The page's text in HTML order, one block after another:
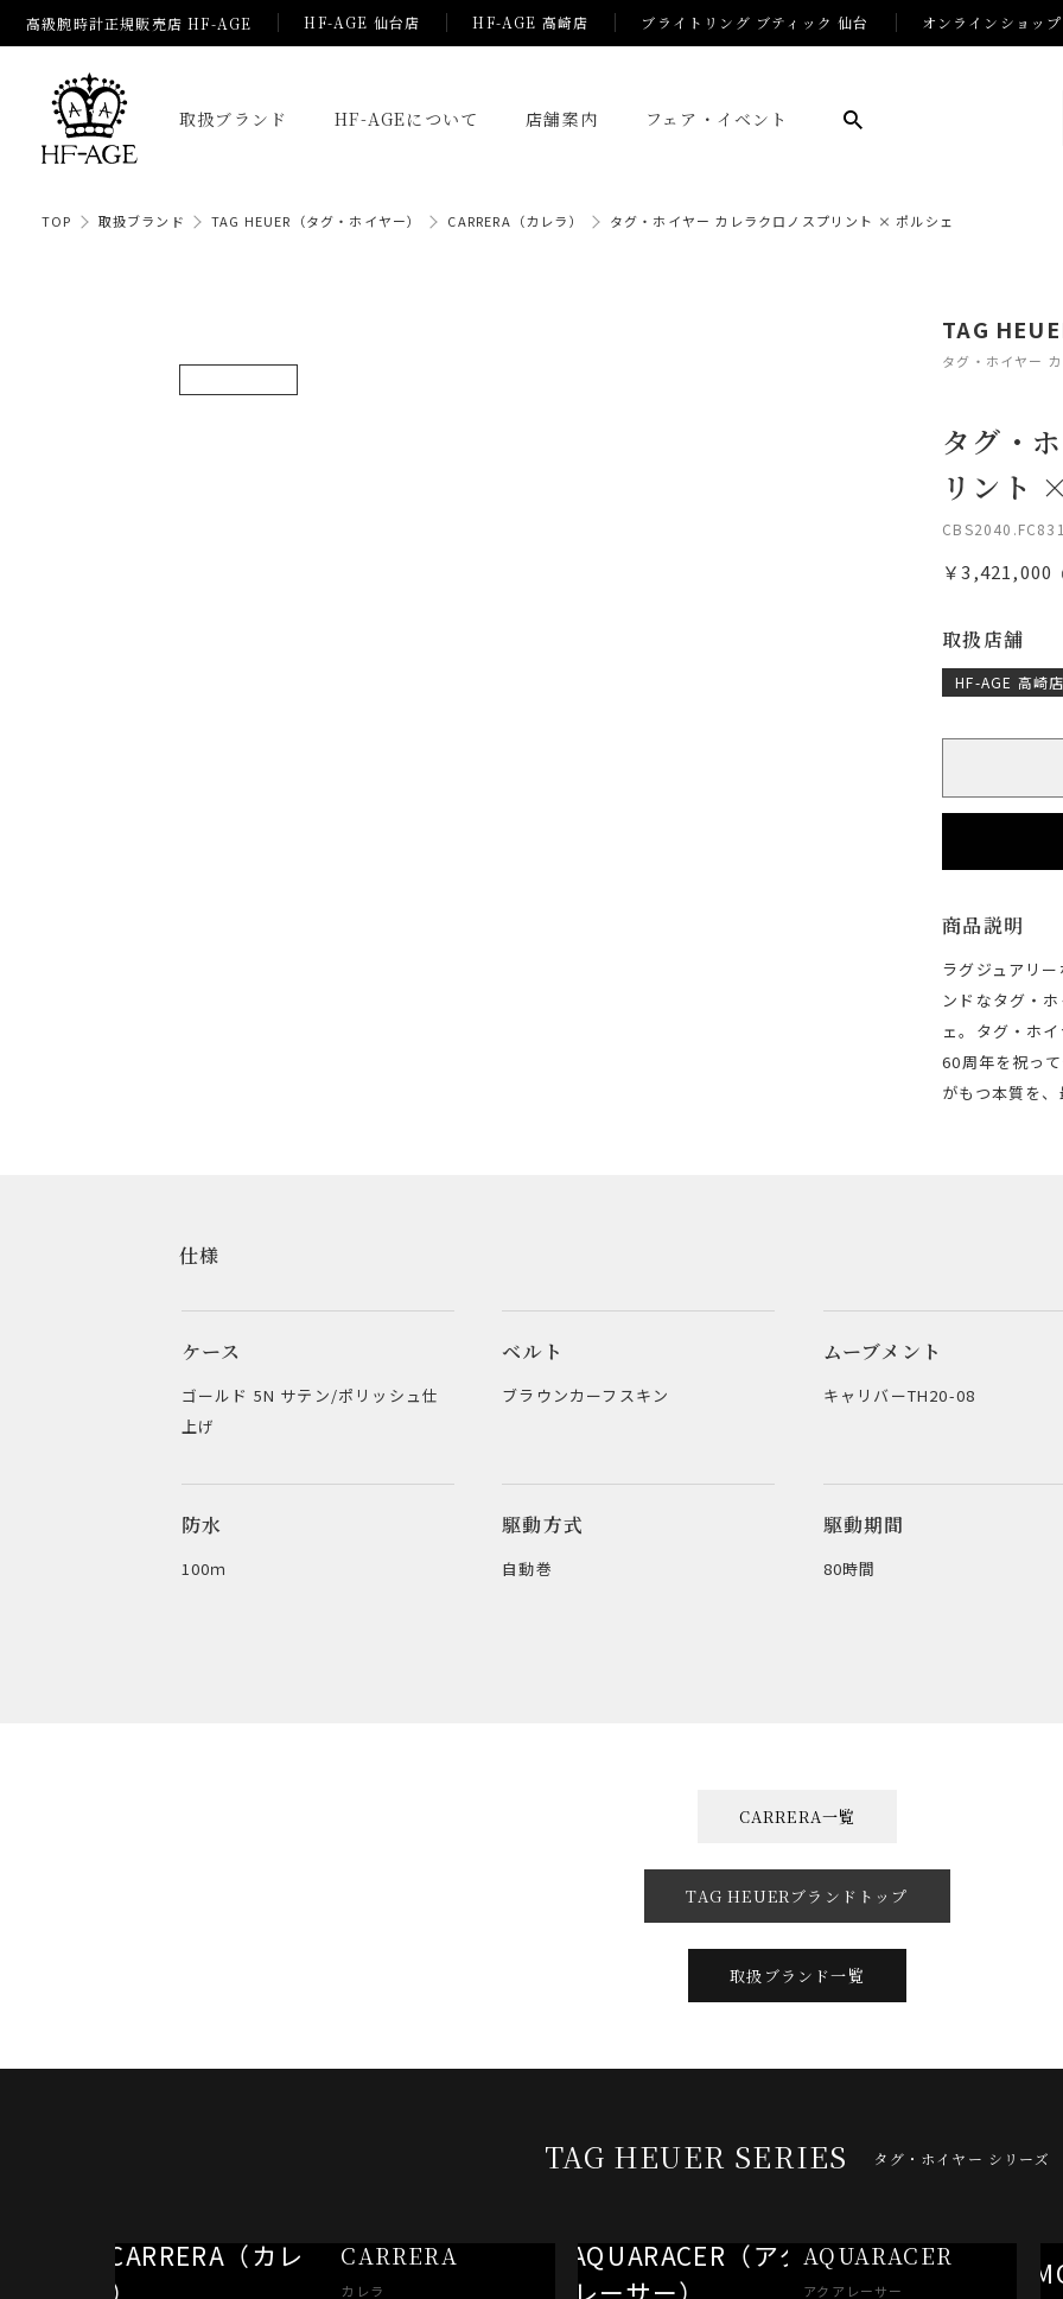
高級腕時計正規販売店 HF-AGE HF-AGE 仙台店 HF-AGE 高崎店 ブライトリング ブティック 仙台 オンラインショップ
取扱ブランド HF-AGEについて 店舗案内 フェア・イベント
TOP 取扱ブランド TAG HEUER（タグ・ホイヤー） CARRERA（カレラ） タグ・ホイヤー カレラクロノスプリント × ポルシェ
TAG
タグ・ホイヤー
タグ・
リント
￥3,421,000
取扱店舗
HF-AGE 高崎店
商品説明
ラグジュアリ
ンドなタグ・
ェ。タグ・ホ
60周年を祝っ
がもつ本質を
仕様
ケース
ゴールド 5N サテン/ポリッシュ仕
上げ
ベルト
ブラウンカーフスキン
ムーブメント
キャリバーTH20-08
防水
100ｍ
駆動方式
自動巻
駆動期間
80時間
CARRERA一覧
TAG HEUERブランドトップ
取扱ブランド一覧
TAG HEUER SERIES タグ・ホイヤー シリーズ
CARRERA
カレラ
AQUARACER
アクアレーサー